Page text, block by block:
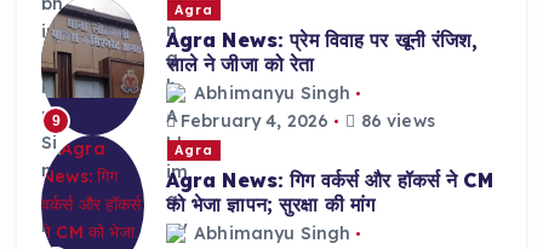
9
Agra
Agra News: प्रेम विवाह पर खूनी रंजिश,
साले ने जीजा को रेता
Abhimanyu Singh
February 4, 2026
86 views
Agra
Agra News: गिग वर्कर्स और हॉकर्स ने CM
को भेजा ज्ञापन; सुरक्षा की मांग
Abhimanyu Singh